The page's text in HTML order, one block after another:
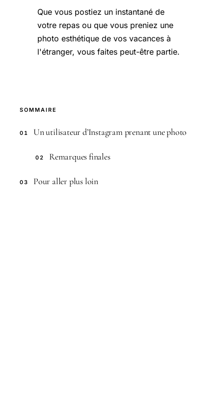
Que vous postiez un instantané de
votre repas ou que vous preniez une
photo esthétique de vos vacances à
l'étranger, vous faites peut-être partie.
SOMMAIRE
01 Un utilisateur d’Instagram prenant une photo
02 Remarques finales
03 Pour aller plus loin